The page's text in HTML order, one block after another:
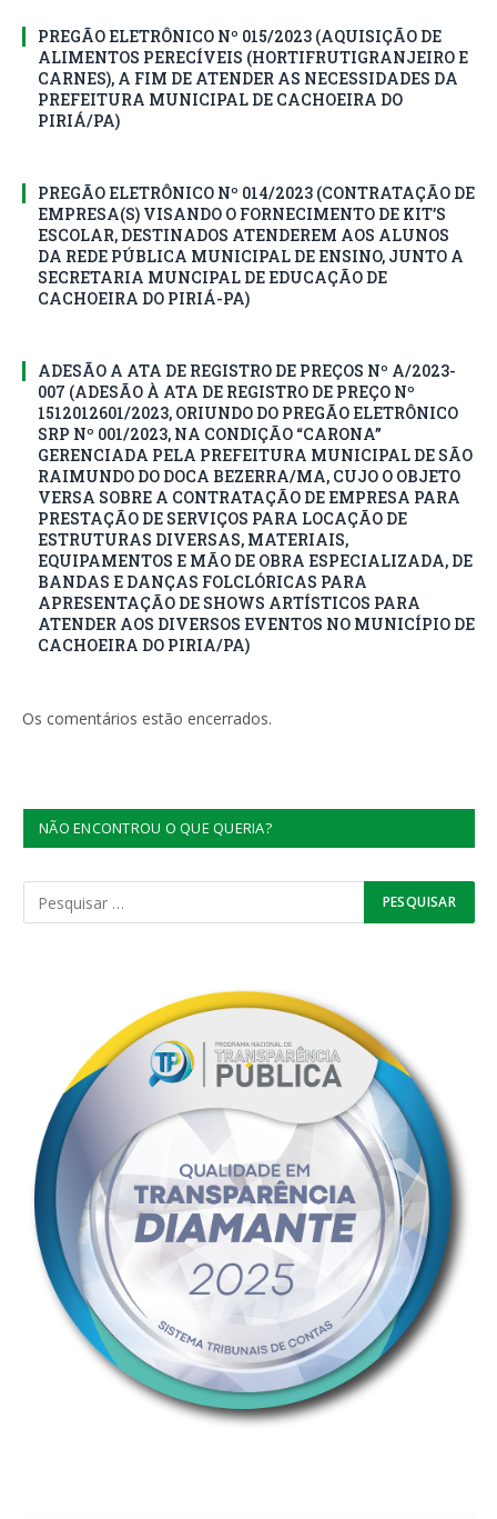
PREGÃO ELETRÔNICO Nº 015/2023 (AQUISIÇÃO DE
ALIMENTOS PERECÍVEIS (HORTIFRUTIGRANJEIRO E
CARNES), A FIM DE ATENDER AS NECESSIDADES DA
PREFEITURA MUNICIPAL DE CACHOEIRA DO
PIRIÁ/PA)
PREGÃO ELETRÔNICO Nº 014/2023 (CONTRATAÇÃO DE
EMPRESA(S) VISANDO O FORNECIMENTO DE KIT’S
ESCOLAR, DESTINADOS ATENDEREM AOS ALUNOS
DA REDE PÚBLICA MUNICIPAL DE ENSINO, JUNTO A
SECRETARIA MUNCIPAL DE EDUCAÇÃO DE
CACHOEIRA DO PIRIÁ-PA)
ADESÃO A ATA DE REGISTRO DE PREÇOS Nº A/2023-
007 (ADESÃO À ATA DE REGISTRO DE PREÇO Nº
1512012601/2023, ORIUNDO DO PREGÃO ELETRÔNICO
SRP Nº 001/2023, NA CONDIÇÃO “CARONA”
GERENCIADA PELA PREFEITURA MUNICIPAL DE SÃO
RAIMUNDO DO DOCA BEZERRA/MA, CUJO O OBJETO
VERSA SOBRE A CONTRATAÇÃO DE EMPRESA PARA
PRESTAÇÃO DE SERVIÇOS PARA LOCAÇÃO DE
ESTRUTURAS DIVERSAS, MATERIAIS,
EQUIPAMENTOS E MÃO DE OBRA ESPECIALIZADA, DE
BANDAS E DANÇAS FOLCLÓRICAS PARA
APRESENTAÇÃO DE SHOWS ARTÍSTICOS PARA
ATENDER AOS DIVERSOS EVENTOS NO MUNICÍPIO DE
CACHOEIRA DO PIRIA/PA)
Os comentários estão encerrados.
NÃO ENCONTROU O QUE QUERIA?